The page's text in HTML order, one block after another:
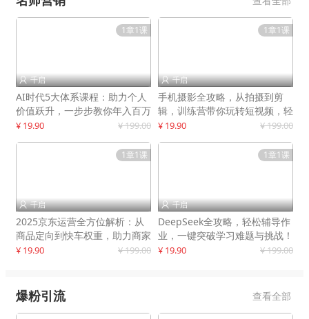
1章1课
 千启
AI时代5大体系课程：助力个人
价值跃升，一步步教你年入百万
¥ 19.90 ¥ 199.00
1章1课
 千启
手机摄影全攻略，从拍摄到剪
辑，训练营带你玩转短视频，轻
松拍大片
¥ 19.90 ¥ 199.00
1章1课
 千启
2025京东运营全方位解析：从
商品定向到快车权重，助力商家
打造爆款商品
¥ 19.90 ¥ 199.00
1章1课
 千启
DeepSeek全攻略，轻松辅导作
业，一键突破学习难题与挑战！
¥ 19.90 ¥ 199.00
爆粉引流 查看全部